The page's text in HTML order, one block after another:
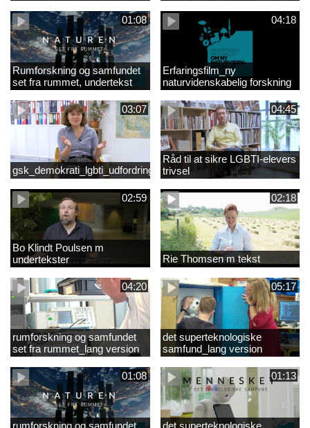
01:08
Rumforskning og samfundet
set fra rummet, undertekst
04:18
Erfaringsfilm_ny
naturvidenskabelig forskning
03:07
gsk_demokrati_lgbti_udfordringer
04:45
Råd til at sikre LGBTI-elevers
trivsel
02:59
Bo Klindt Poulsen m
undertekster
02:18
Rie Thomsen m tekst
04:20
rumforskning og samfundet
set fra rummet_lang version
05:17
det superteknologiske
samfund_lang version
01:08
rumforskning og samfundet
01:13
det superteknologiske